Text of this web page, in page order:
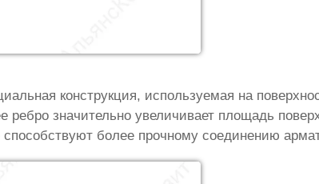
конструкция, используемая на
значительно увеличивает площадь
более прочному соединению